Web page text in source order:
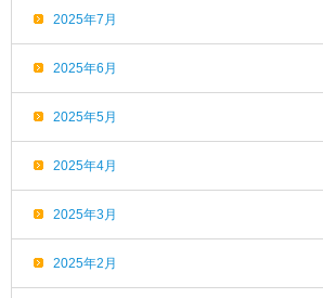
2025年7月
2025年6月
2025年5月
2025年4月
2025年3月
2025年2月